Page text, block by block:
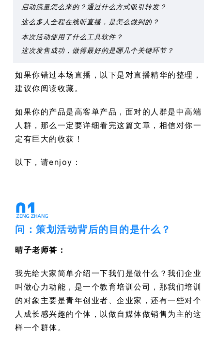
启动流量怎么来的？通过什么方式吸引转发？
这么多人全程在线听直播，是怎么做到的？
本次活动使用了什么工具软件？
这次发售成功，做得最好的是哪几个关键环节？
如果你错过本场直播，以下是对直播精华的整理，
建议你阅读收藏。
如果你的产品是高客单产品，面对的人群是中高端
人群，那么一定要详细看完这篇文章，相信对你一
定有巨大的收获！
以下，请enjoy：
问：策划活动背后的目的是什么？
晴子老师答：
我先给大家简单介绍一下我们是做什么？我们企业
叫做心力动能，是一个教育培训公司，那我们培训
的对象主要是青年创业者、企业家，还有一些对个
人成长感兴趣的个体，以做自媒体做销售为主的这
样一个群体。